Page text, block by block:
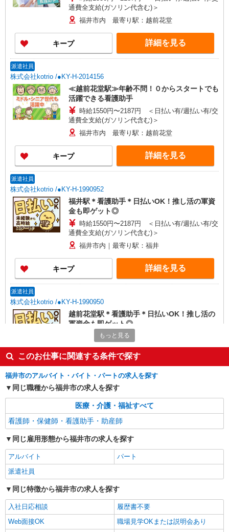
通費全支給(ガソリン代含む)＞
福井市内 最寄り駅：越前花堂
キープ 詳細を見る
派遣社員
株式会社kotrio /●KY-H-2014156
≪越前花堂駅≫年齢不問！０からスタートでも
活躍できる看護助手
時給1550円〜2187円 ＜日払い有/週払い有/交
通費全支給(ガソリン代含む)＞
福井市内 最寄り駅：越前花堂
キープ 詳細を見る
派遣社員
株式会社kotrio /●KY-H-1990952
福井駅＊看護助手＊日払いOK！推し活の軍資
金も即ゲット◎
時給1550円〜2187円 ＜日払い有/週払い有/交
通費全支給(ガソリン代含む)＞
福井市内｜最寄り駅：福井
キープ 詳細を見る
派遣社員
株式会社kotrio /●KY-H-1990950
越前花堂駅＊看護助手＊日払いOK！推し活の
軍資金も即ゲット◎
時給1550円〜2187円 ＜日払い有/週払い有/交
通費全支給(ガソリン代含む)＞
福井市内 最寄り駅：越前花堂
キープ 詳細を見る
株式会社kotrio /●KY-H-2101278
＜高時給＞新田塚駅近くの病院で安定した働き
方を★看護助手♪
時給1550円〜2187円 ＜日払い有/週払い有/交
通費全支給(ガソリン代含む)＞
キープ
派遣社員
株式会社kotrio /●KY-H-2013898
もっと見る
このお仕事に関連する条件で探す
福井市のアルバイト・バイト・パートの求人を探す
同じ職種から福井市の求人を探す
医療・介護・福祉すべて
看護師・保健師・看護助手・助産師
同じ雇用形態から福井市の求人を探す
アルバイト
パート
派遣社員
同じ特徴から福井市の求人を探す
入社日応相談
履歴書不要
Web面接OK
職場見学OKまたは説明会あり